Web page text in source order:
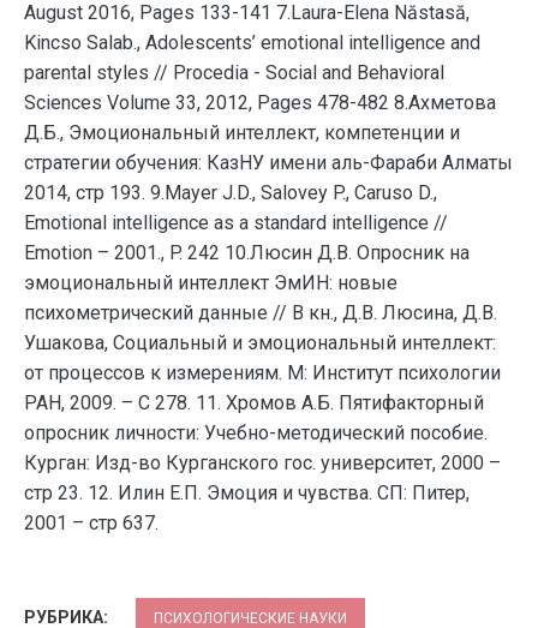
August 2016, Pages 133-141 7.Laura-Elena Năstasă,
Kincso Salab., Adolescents’ emotional intelligence and
parental styles // Procedia - Social and Behavioral
Sciences Volume 33, 2012, Pages 478-482 8.Ахметова
Д.Б., Эмоциональный интеллект, компетенции и
стратегии обучения: КазНУ имени аль-Фараби Алматы
2014, стр 193. 9.Mayer J.D., Salovey P., Caruso D.,
Emotional intelligence as a standard intelligence //
Emotion – 2001., P. 242 10.Люсин Д.В. Опросник на
эмоциональный интеллект ЭмИН: новые
психометрический данные // В кн., Д.В. Люсина, Д.В.
Ушакова, Социальный и эмоциональный интеллект:
от процессов к измерениям. М: Институт психологии
РАН, 2009. – С 278. 11. Хромов А.Б. Пятифакторный
опросник личности: Учебно-методический пособие.
Курган: Изд-во Курганского гос. университет, 2000 –
стр 23. 12. Илин Е.П. Эмоция и чувства. СП: Питер,
2001 – стр 637.
РУБРИКА: ПСИХОЛОГИЧЕСКИЕ НАУКИ